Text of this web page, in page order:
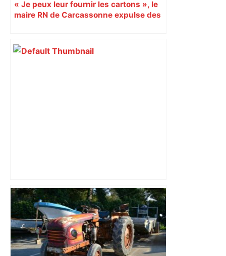
« Je peux leur fournir les cartons », le
maire RN de Carcassonne expulse des
Vous pensiez que c’était comme une
voiture ? La vérité sur les avions qui
reculent – ici.fr